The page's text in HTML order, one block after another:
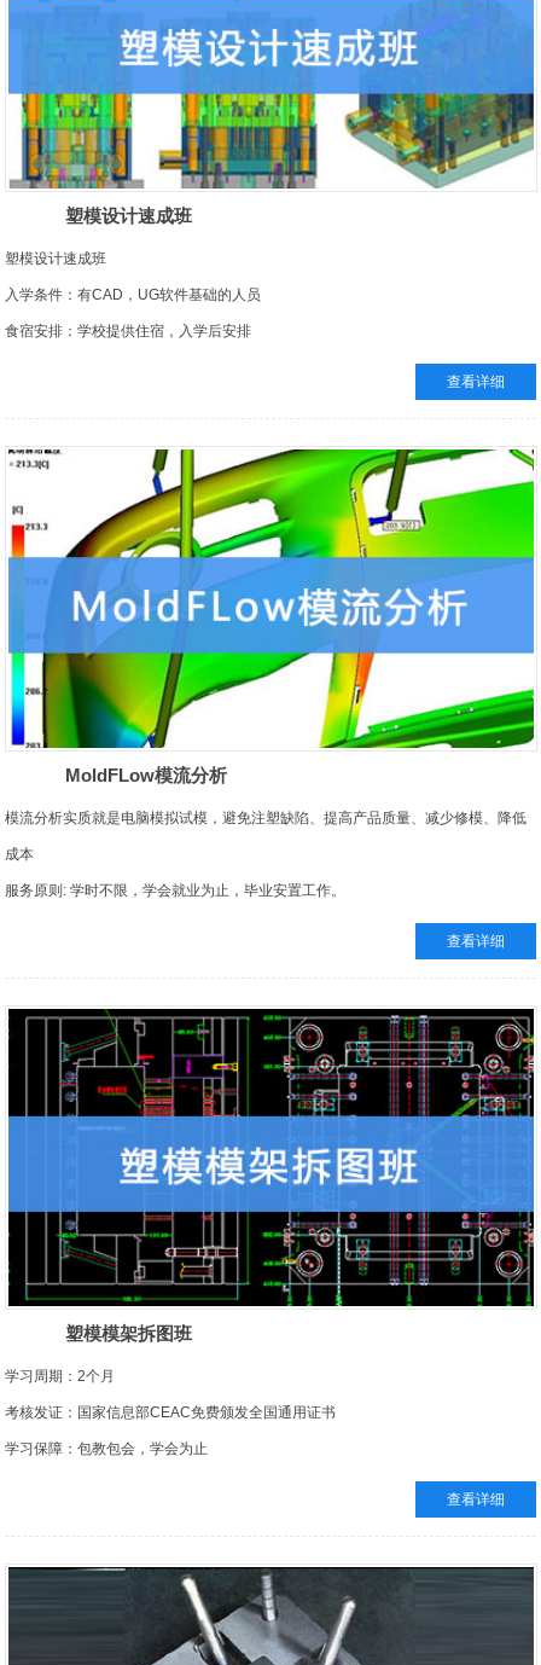
塑模设计速成班
塑模设计速成班
入学条件：有CAD，UG软件基础的人员
食宿安排：学校提供住宿，入学后安排
证书颁发：经考试合格者，获得人力资源和社会保障部颁发的《高级模具设计工程
学习周期：全职班2.5个月，业余班3.5个月
实习安排：学校有自己的设计部门（目前全职设计师7名），学员在课程结束后调入
设计部工作半个月
查看详细
MoldFLow模流分析
模流分析实质就是电脑模拟试模，避免注塑缺陷、提高产品质量、减少修模、降低
成本
服务原则: 学时不限，学会就业为止，毕业安置工作。
培训目标：使学员充分认识模流分析的重要性，具备基本的模流分析理念和软件操
能独立完成分析和制作分析报告制作
查看详细
塑模模架拆图班
学习周期：2个月
考核发证：国家信息部CEAC免费颁发全国通用证书
学习保障：包教包会，学会为止
查看详细